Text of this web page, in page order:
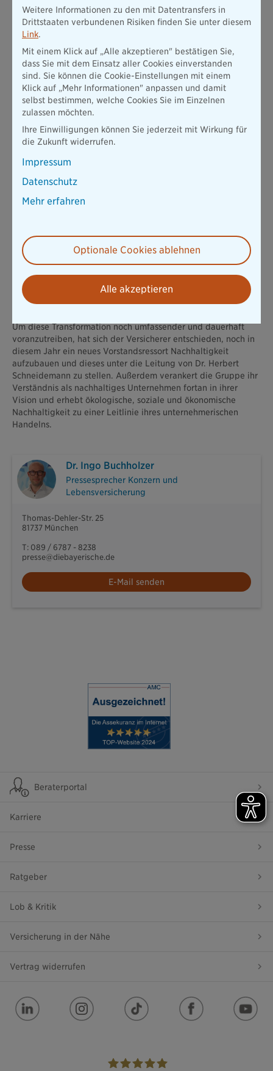
uns zugleich weitere Verbesserungspotenziale aufzeigt“, freut
sich Dr. Herbert Schneidemann, Vorstandsvorsitzender der
Bayerischen.
Assekurata führte dieses Jahr erstmals ein eigenständiges
Rating zur Nachhaltigkeit der Lebensversicherer durch. Die BL
die Bayerische Lebensversicherung AG und die BA die
Bayerische Allgemeine Versicherung AG erzielen auf Anhieb
die Note „A“ (gut) und reihen sich somit in die Riege der
nachhaltigsten Versicherer der Branche ein. Das Analysehaus
Geschäftsbetrieb, Produktmanagement / Risikotransfer und
Kapitalanlage.
„Auf dem Markt für nachhaltige Vorsorgelösungen prescht
seit Jahren als Schnellboot voran“, sagt CEO Schneidemann,
und erklärt weiter: „Wir freuen uns sehr, dass uns Assekurata
Pangaea Life vorgezeichneten Weg auch als Gesamtkonzern
zu folgen. Nachhaltigkeit wird sich nicht nur in unserer
Verantwortung für Umwelt und soziale Gerechtigkeit zeigen,
sondern auch in der Gestaltung unserer Kapitalanlage, in
unseren Beziehungen mit Kunden, Partnern und
Mitarbeitenden sowie in Systemen und Prozessen, die unserer
Um diese Transformation noch umfassender und dauerhaft
voranzutreiben, hat sich der Versicherer entschieden, noch in
diesem Jahr ein neues Vorstandsressort Nachhaltigkeit
aufzubauen und dieses unter die Leitung von Dr. Herbert
Schneidemann zu stellen. Außerdem verankert die Gruppe ihr
Verständnis als nachhaltiges Unternehmen fortan in ihrer
Vision und erhebt ökologische, soziale und ökonomische
Nachhaltigkeit zu einer Leitlinie ihres unternehmerischen
Handelns.
Dr. Ingo Buchholzer
Pressesprecher Konzern und
Lebensversicherung
Thomas-Dehler-Str. 25
81737 München
T: 089 / 6787 - 8238
presse@diebayerische.de
E-Mail senden
Beraterportal
Karriere
Presse
Ratgeber
Lob & Kritik
Versicherung in der Nähe
Vertrag widerrufen
Weitere Informationen zu den mit Datentransfers in
Drittstaaten verbundenen Risiken finden Sie unter diesem
Link.
Mit einem Klick auf „Alle akzeptieren" bestätigen Sie,
dass Sie mit dem Einsatz aller Cookies einverstanden
sind. Sie können die Cookie-Einstellungen mit einem
Klick auf „Mehr Informationen" anpassen und damit
selbst bestimmen, welche Cookies Sie im Einzelnen
zulassen möchten.
Ihre Einwilligungen können Sie jederzeit mit Wirkung für
die Zukunft widerrufen.
Impressum
Datenschutz
Mehr erfahren
Optionale Cookies ablehnen
Alle akzeptieren